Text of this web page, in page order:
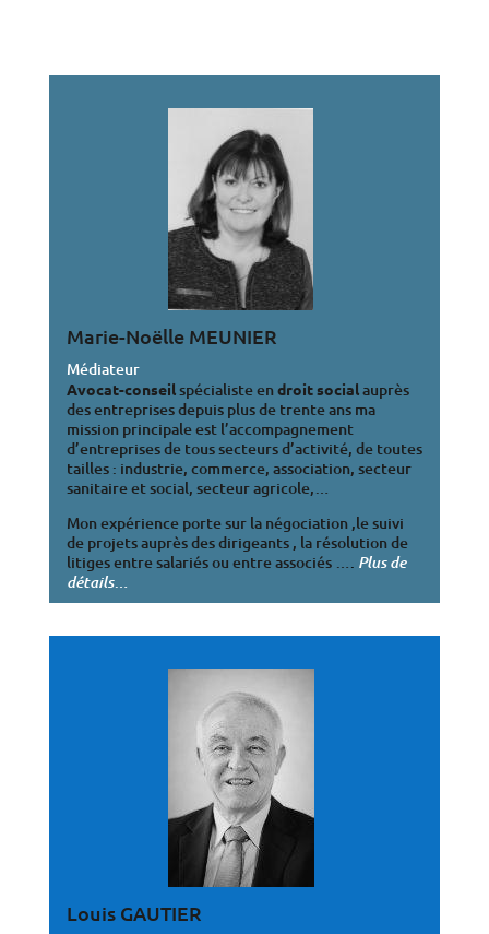
Marie-Noëlle MEUNIER
Médiateur
Avocat-conseilspécialiste endroit socialauprès
des entreprises depuis plus de trente ans ma
mission principale est l’accompagnement
d’entreprises de tous secteurs d’activité, de toutes
tailles : industrie, commerce, association, secteur
sanitaire et social, secteur agricole,…
Mon expérience porte sur la négociation ,le suivi
de projets auprès des dirigeants , la résolution de
litiges entre salariés ou entre associés …. Plus de
détails…
Louis GAUTIER